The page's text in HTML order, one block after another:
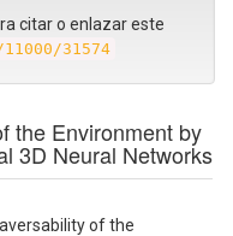
citar o enlazar este
31574
the Environment by
3D Neural Networks
of the